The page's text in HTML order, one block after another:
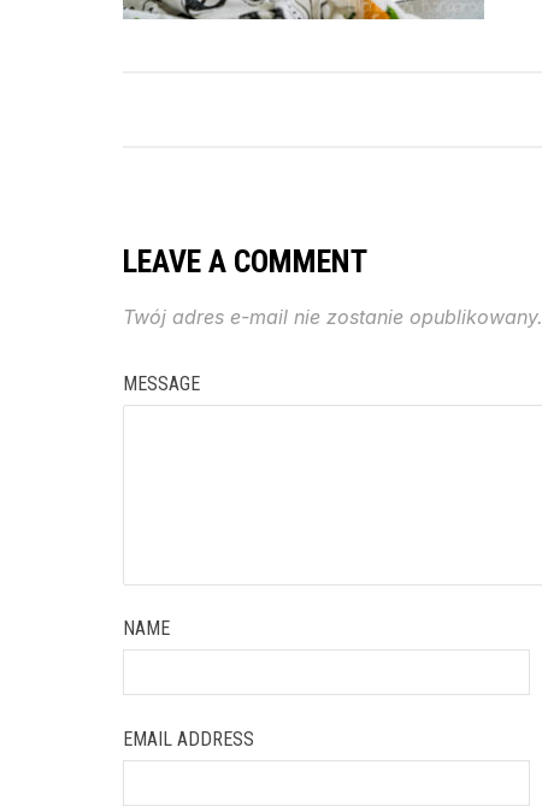
LEAVE A COMMENT
Twój adres e-mail nie zostanie opublikowany.
MESSAGE
NAME
EMAIL ADDRESS